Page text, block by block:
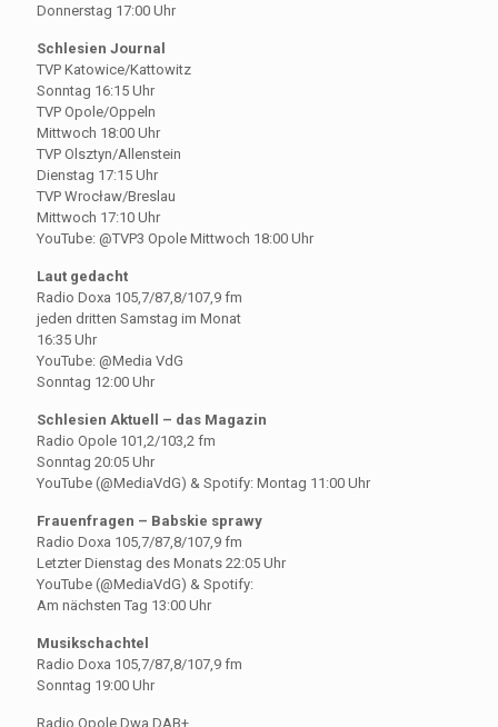
Donnerstag 17:00 Uhr
Schlesien Journal
TVP Katowice/Kattowitz
Sonntag 16:15 Uhr
TVP Opole/Oppeln
Mittwoch 18:00 Uhr
TVP Olsztyn/Allenstein
Dienstag 17:15 Uhr
TVP Wrocław/Breslau
Mittwoch 17:10 Uhr
YouTube: @TVP3 Opole Mittwoch 18:00 Uhr
Laut gedacht
Radio Doxa 105,7/87,8/107,9 fm
jeden dritten Samstag im Monat
16:35 Uhr
YouTube: @Media VdG
Sonntag 12:00 Uhr
Schlesien Aktuell – das Magazin
Radio Opole 101,2/103,2 fm
Sonntag 20:05 Uhr
YouTube (@MediaVdG) & Spotify: Montag 11:00 Uhr
Frauenfragen – Babskie sprawy
Radio Doxa 105,7/87,8/107,9 fm
Letzter Dienstag des Monats 22:05 Uhr
YouTube (@MediaVdG) & Spotify:
Am nächsten Tag 13:00 Uhr
Musikschachtel
Radio Doxa 105,7/87,8/107,9 fm
Sonntag 19:00 Uhr
Radio Opole Dwa DAB+